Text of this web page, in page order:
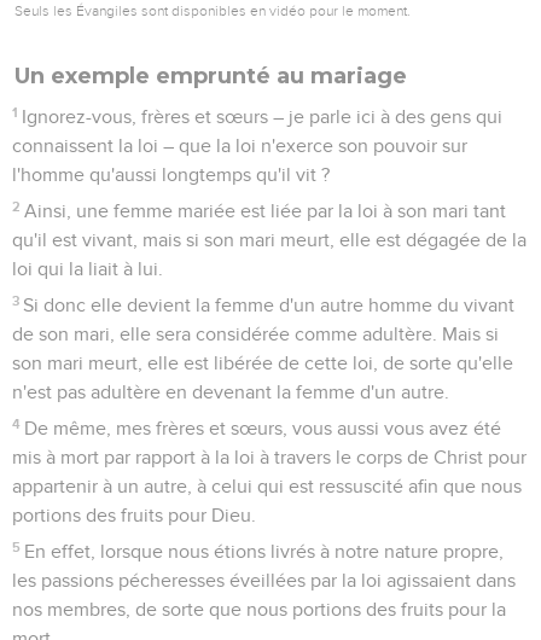
Seuls les Évangiles sont disponibles en vidéo pour le moment.
Un exemple emprunté au mariage
1 Ignorez-vous, frères et sœurs – je parle ici à des gens qui
connaissent la loi – que la loi n'exerce son pouvoir sur
l'homme qu'aussi longtemps qu'il vit ?
2 Ainsi, une femme mariée est liée par la loi à son mari tant
qu'il est vivant, mais si son mari meurt, elle est dégagée de la
loi qui la liait à lui.
3 Si donc elle devient la femme d'un autre homme du vivant
de son mari, elle sera considérée comme adultère. Mais si
son mari meurt, elle est libérée de cette loi, de sorte qu'elle
n'est pas adultère en devenant la femme d'un autre.
4 De même, mes frères et sœurs, vous aussi vous avez été
mis à mort par rapport à la loi à travers le corps de Christ pour
appartenir à un autre, à celui qui est ressuscité afin que nous
portions des fruits pour Dieu.
5 En effet, lorsque nous étions livrés à notre nature propre,
les passions pécheresses éveillées par la loi agissaient dans
nos membres, de sorte que nous portions des fruits pour la